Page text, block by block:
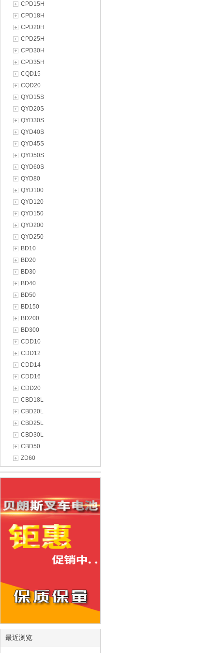
CPD15H
CPD18H
CPD20H
CPD25H
CPD30H
CPD35H
CQD15
CQD20
QYD15S
QYD20S
QYD30S
QYD40S
QYD45S
QYD50S
QYD60S
QYD80
QYD100
QYD120
QYD150
QYD200
QYD250
BD10
BD20
BD30
BD40
BD50
BD150
BD200
BD300
CDD10
CDD12
CDD14
CDD16
CDD20
CBD18L
CBD20L
CBD25L
CBD30L
CBD50
ZD60
最近浏览